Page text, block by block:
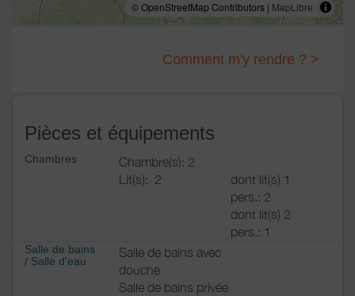
© OpenStreetMap Contributors | MapLibre
Comment m'y rendre ? >
Pièces et équipements
Chambres
Chambre(s): 2
Lit(s): 2
dont lit(s) 1
pers.: 2
dont lit(s) 2
pers.: 1
Salle de bains
/ Salle d'eau
Salle de bains avec
douche
Salle de bains privée